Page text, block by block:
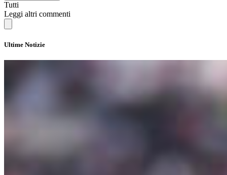
Tutti
Leggi altri commenti
Ultime Notizie